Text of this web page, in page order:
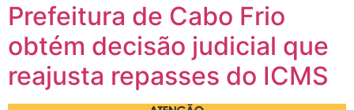
Prefeitura de Cabo Frio
obtém decisão judicial que
reajusta repasses do ICMS